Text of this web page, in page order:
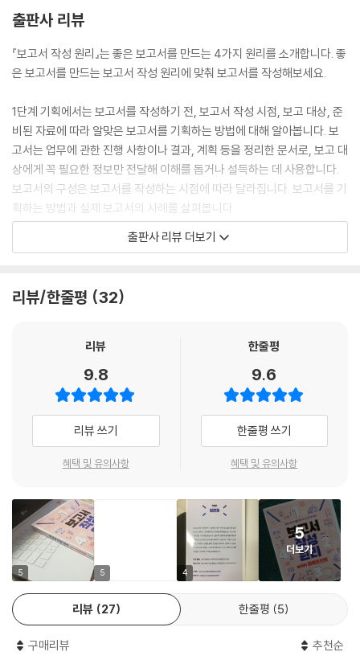
01 기본 도형으로 도해의 기본 토대를 만들어라
02 정보의 위계를 만들어라
-대등한 관계의 도해
03 화살표로 정보의 관계를 분명하게 하라
-변화와 이동을 나타내는 한 방향 화살표
-상호관계를 나타내는 화살표
-분기를 나타내는 화살표
-결과를 나타내는 화살표
-수렴을 나타내는 화살표
[전문가의 조언] 정보의 수를 먼저 인지하게 하라
06 목적에 맞는 도해를 사용하라
-목록형 도해
-단계형 도해
-순환형 도해
[무작정 따라하기] 파워포인트로 순환형 도해 만들기
07 그래프를 이용해 정보를 전달하라
-막대형 그래프로 크기를 나타내라
-꺾은선형 그래프로 시간에 따른 추이를 나타내라
[전문가의 조언] 기본 도형으로 직관적인 그래프 만들기
[무작정 따라하기] 기본 도형으로 직관적인 그래프 만들기
출판사 리뷰
『보고서 작성 원리』는 좋은 보고서를 만드는 4가지 원리를 소개합니다. 좋
은 보고서를 만드는 보고서 작성 원리에 맞춰 보고서를 작성해보세요.
1단계 기획에서는 보고서를 작성하기 전, 보고서 작성 시점, 보고 대상, 준
비된 자료에 따라 알맞은 보고서를 기획하는 방법에 대해 알아봅니다. 보
고서는 업무에 관한 진행 사항이나 결과, 계획 등을 정리한 문서로, 보고 대
상에게 꼭 필요한 정보만 전달해 이해를 돕거나 설득하는 데 사용합니다.
보고서의 구성은 보고서를 작성하는 시점에 따라 달라집니다. 보고서를 기
획하는 방법과 실제 보고서의 사례를 살펴봅니다.
2단계 논리에서는 보고서의 내용을 논리적으로 구성하는 방법에 대해 알
논리적으로 정리하는 방법과 보고 대상에게 신뢰를 주는 보고서 작성법을
용만 보고 대상에게 전달하는 방법을 알아봅니다. 텍스트로만 정리된 문장
서술형 보고서의 내용을 쉽게 이해하기 위해서는 전체적인 구조를 먼저 파
악해야 합니다. 도해는 도형을 이용해 정보를 시각화한 것으로, 도해를 활
용하면 시각화된 정보가 한눈에 들어오기 때문에 각 내용의 관계를 쉽게
파악할 수 있습니다. 도해는 작성자의 생각을 정리하는 기술이자, 보고 대
보고서의 내용을 직관적으로 전달할 수 있는 도해 활용 방법까지 소개합니
다.
4단계 시각에서는 보고 대상이 필요한 정보를 쉽게 이해할 수 있도록 보고
서의 구성 요소를 시각적으로 돋보이게 하는 방법에 대해 알아봅니다. 보
고서는 설득을 위한 도구로, 시각적으로 보기 좋은 보고서를 만들기 위해
서는 무의미한 요소를 없애고 유의미한 요소로만 구성해야 합니다. 복잡한
스트, 표, 차트, 이미지 등을 보고서 디자인의 기본원리에 맞춰 배치하는
출판사 리뷰 더보기
리뷰/한줄평 32
리뷰
9.8
리뷰 쓰기
혜택 및 유의사항
한줄평
9.6
한줄평 쓰기
혜택 및 유의사항
5 5 4
5
더보기
리뷰 27 한줄평 5
구매리뷰 추천순